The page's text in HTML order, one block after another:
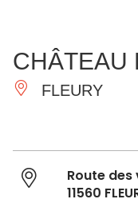
IMPRESCINDIBLES
CHÂTEAU
FLEURY
Route des
11560